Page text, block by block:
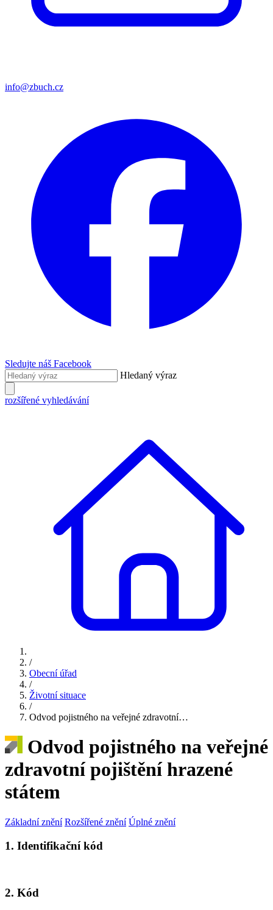
info@zbuch.cz
Sledujte náš Facebook
Hledaný výraz
rozšířené vyhledávání
/
Obecní úřad
/
Životní situace
/
Odvod pojistného na veřejné zdravotní…
Odvod pojistného na veřejné
zdravotní pojištění hrazené
státem
Základní znění Rozšířené znění Úplné znění
1. Identifikační kód
2. Kód